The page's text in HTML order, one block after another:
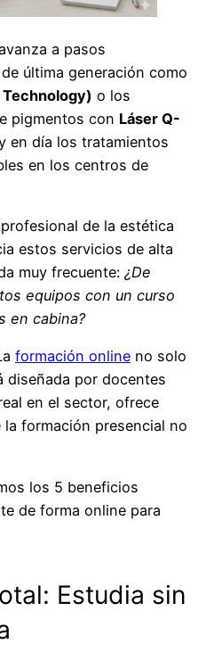
a pasos
última generación como
o los
pigmentos con Láser Q-
en día los tratamientos
en los centros de
de la estética
estos servicios de alta
muy frecuente:¿De
equipos con un curso
en cabina?
formación online no solo
diseñada por docentes
en el sector, ofrece
formación presencial no
los 5 beneficios
de forma online para
Estudia sin